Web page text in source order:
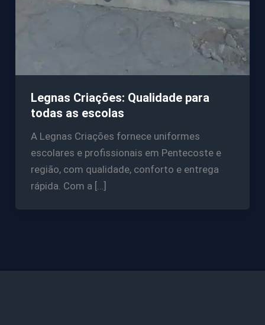
Legnas Criações: Qualidade para
todas as escolas
A Legnas Criações fornece uniformes
escolares e profissionais em Pentecoste e
região, com qualidade, conforto e entrega
rápida. Com a […]